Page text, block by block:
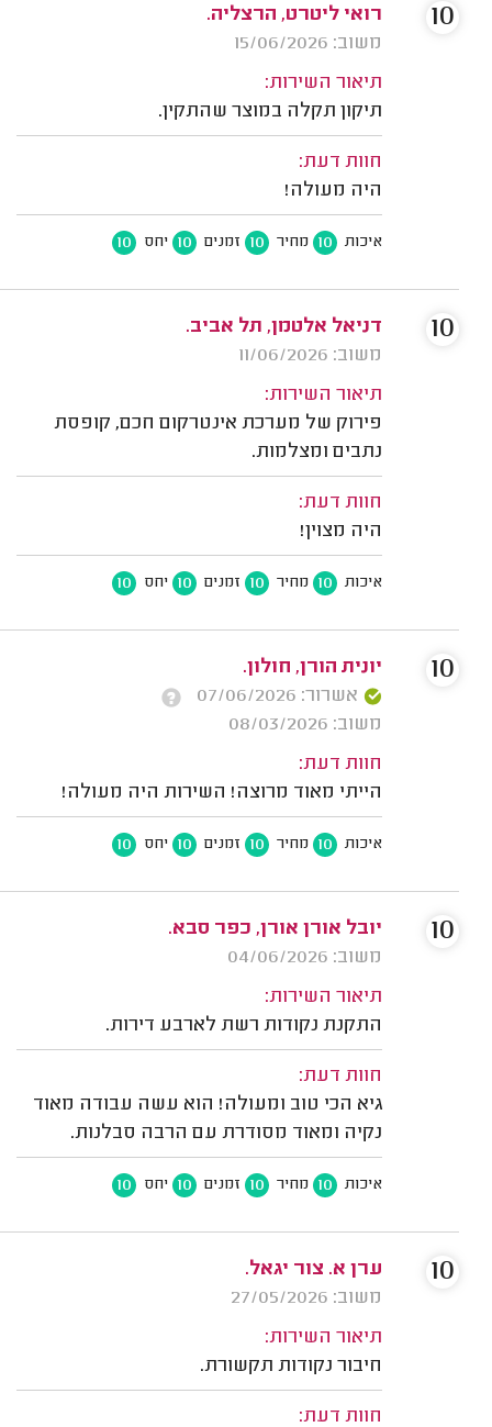
רואי ליטרט, הרצליה.
משוב: 15/06/2026
תיאור השירות:
תיקון תקלה במוצר שהתקין.
חוות דעת:
היה מעולה!
איכות 10 מחיר 10 זמנים 10 יחס 10
10
דניאל אלטמן, תל אביב.
משוב: 11/06/2026
תיאור השירות:
פירוק של מערכת אינטרקום חכם, קופסת
נתבים ומצלמות.
חוות דעת:
היה מצוין!
איכות 10 מחיר 10 זמנים 10 יחס 10
10
יונית הורן, חולון.
אשרור: 07/06/2026
משוב: 08/03/2026
חוות דעת:
הייתי מאוד מרוצה! השירות היה מעולה!
איכות 10 מחיר 10 זמנים 10 יחס 10
10
יובל אורן אורן, כפר סבא.
משוב: 04/06/2026
תיאור השירות:
התקנת נקודות רשת לארבע דירות.
חוות דעת:
גיא הכי טוב ומעולה! הוא עשה עבודה מאוד
נקיה ומאוד מסודרת עם הרבה סבלנות.
איכות 10 מחיר 10 זמנים 10 יחס 10
10
ערן א. צור יגאל.
משוב: 27/05/2026
תיאור השירות:
חיבור נקודות תקשורת.
חוות דעת:
10